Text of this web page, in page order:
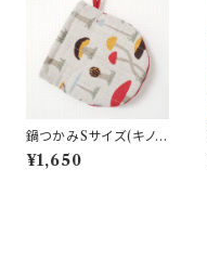
鍋つかみSサイズ(キノ
コ)
¥1,650